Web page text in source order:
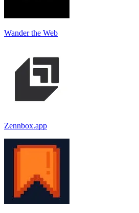
Wander the Web
Zennbox.app